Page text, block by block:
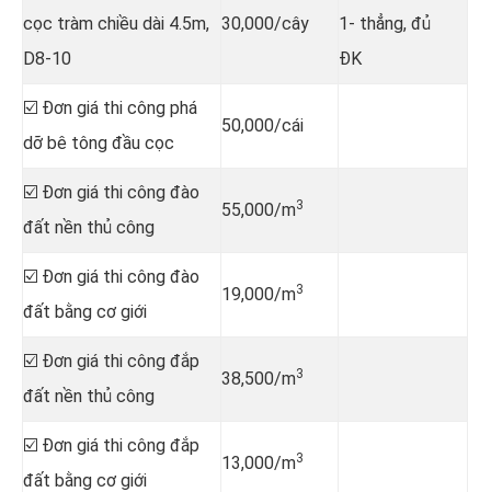
cọc tràm chiều dài 4.5m,
D8-10
30,000/cây
1- thẳng, đủ
ĐK
☑️ Đơn giá thi công phá
dỡ bê tông đầu cọc
50,000/cái
☑️ Đơn giá thi công đào
đất nền thủ công
55,000/m3
☑️ Đơn giá thi công đào
đất bằng cơ giới
19,000/m3
☑️ Đơn giá thi công đắp
đất nền thủ công
38,500/m3
☑️ Đơn giá thi công đắp
đất bằng cơ giới
13,000/m3